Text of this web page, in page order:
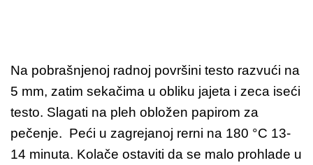
Na pobrašnjenoj radnoj površini testo razvući na
5 mm, zatim sekačima u obliku jajeta i zeca iseći
testo. Slagati na pleh obložen papirom za
pečenje. Peći u zagrejanoj rerni na 180 °C 13-
14 minuta. Kolače ostaviti da se malo prohlade u